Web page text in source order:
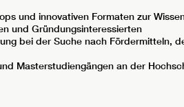
und innovativen Formaten zur
und Gründungsinteressierten
bei der Suche nach Fördermitteln,
Masterstudiengängen an der